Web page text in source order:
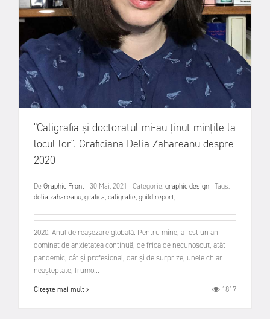
"Caligrafia și doctoratul mi-au ținut mințile la
locul lor". Graficiana Delia Zahareanu despre
2020
De Graphic Front 30 Mai, 2021 Categorie:graphic design Tags:
delia zahareanu,grafica,caligrafie,guild report,
2020. Anul de reașezare globală. Pentru mine, a fost un an
dominat de anxietatea continuă, de frica de necunoscut, atât
pandemic, cât și profesional, dar și de surprize, unele chiar
neașteptate, frumo...
Citește mai mult 1817